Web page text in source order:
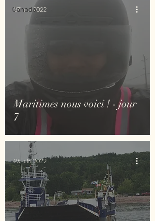
Canada
Maritimes nous voici ! - jour
7
27 juin 2022
25 juin 2022